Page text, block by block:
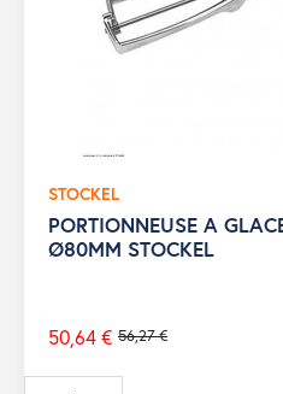
STOCKEL
PORTIONNEUSE A
Ø80MM STOCKEL
Prix
de
56,27 €
50,64 €